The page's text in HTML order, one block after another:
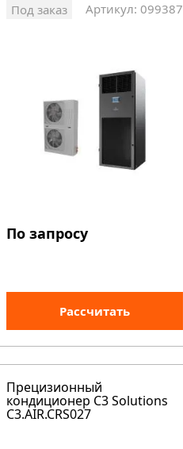
Под заказ Артикул: 099387
По запросу
Рассчитать
Прецизионный
кондиционер C3 Solutions
C3.AIR.CRS027